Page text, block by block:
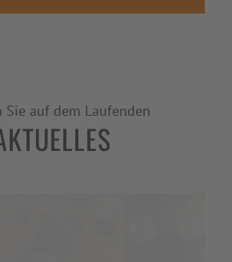
Sie auf dem Laufenden